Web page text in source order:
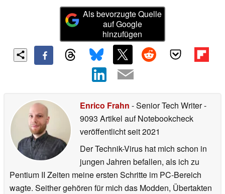
Als bevorzugte Quelle
auf Google
hinzufügen
Enrico Frahn - Senior Tech Writer-
9093 Artikel auf Notebookcheck
veröffentlichtseit 2021
Der Technik-Virus hat mich schon in
jungen Jahren befallen, als ich zu
Pentium II Zeiten meine ersten Schritte im PC-Bereich
wagte. Seither gehören für mich das Modden, Übertakten